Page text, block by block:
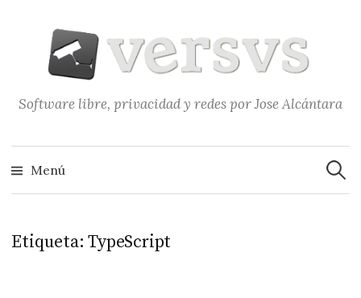
contenido
Software libre, privacidad y redes por Jose Alcántara
Menú
Etiqueta:TypeScript